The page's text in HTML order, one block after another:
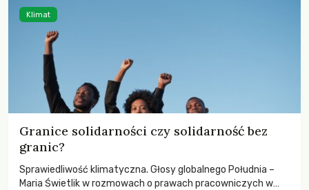
Granice solidarności czy solidarność bez
granic?
Sprawiedliwość klimatyczna. Głosy globalnego Południa –
Maria Świetlik w rozmowach o prawach pracowniczych w
Klimat